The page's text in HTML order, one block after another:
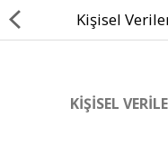
Kişisel
KİŞİSEL